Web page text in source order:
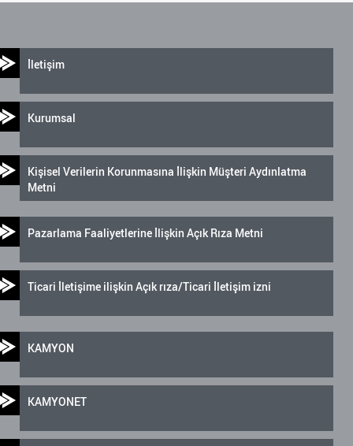
İletişim
Kurumsal
Kişisel Verilerin Korunmasına İlişkin Müşteri Aydınlatma
Metni
Pazarlama Faaliyetlerine İlişkin Açık Rıza Metni
Ticari İletişime ilişkin Açık rıza/Ticari İletişim izni
KAMYON
KAMYONET